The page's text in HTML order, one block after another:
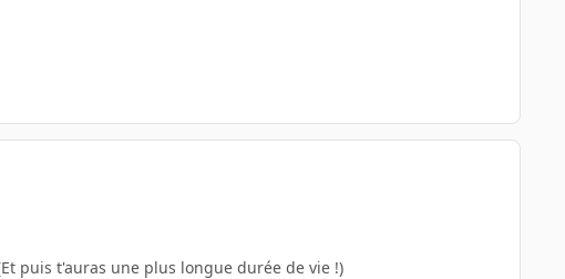
puis t'auras une plus longue durée de vie !)